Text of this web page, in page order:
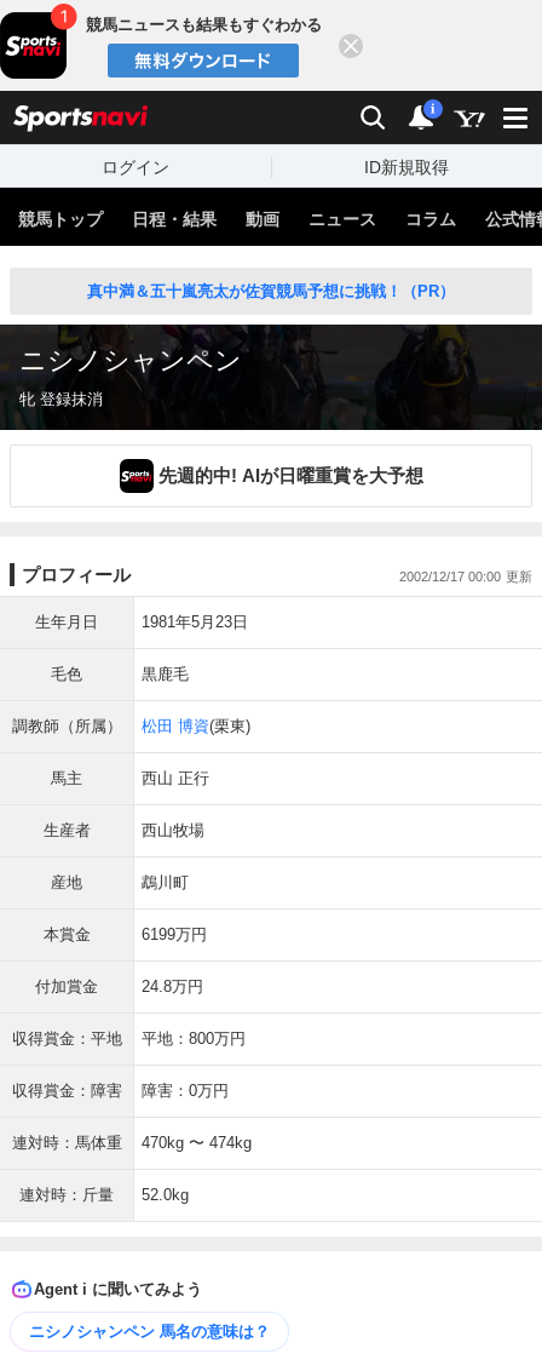
競馬ニュースも結果もすぐわかる
検索 通知
i
ログイン ID新規取得
競馬トップ 日程・結果 動画 ニュース コラム 公式情
真中満＆五十嵐亮太が佐賀競馬予想に挑戦！（PR）
ニシノシャンペン
牝 登録抹消
先週的中! AIが日曜重賞を大予想
プロフィール 2002/12/17 00:00
生年月日 1981年5月23日
毛色 黒鹿毛
調教師（所属） 松田 博資(栗東)
馬主 西山 正行
生産者 西山牧場
産地 鵡川町
本賞金 6199万円
付加賞金 24.8万円
収得賞金：平地 平地：800万円
収得賞金：障害 障害：0万円
連対時：馬体重 470kg 〜 474kg
連対時：斤量 52.0kg
Agent i に聞いてみよう
ニシノシャンペン 馬名の意味は？